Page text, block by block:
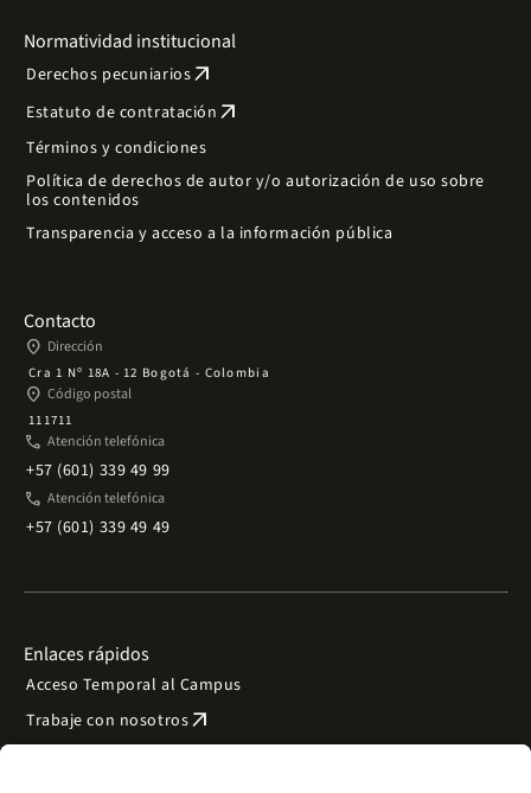
Normatividad institucional
Derechos pecuniariosarrow_outward
Estatuto de contratación arrow_outward
Términos y condiciones
Política de derechos de autor y/o autorización de uso sobre
los contenidos
Transparencia y acceso a la información pública
Contacto
place Dirección
Cra 1 Nº 18A - 12 Bogotá - Colombia
place Código postal
111711
phone Atención telefónica
+57 (601) 339 49 99
phone Atención telefónica
+57 (601) 339 49 49
Enlaces rápidos
Acceso Temporal al Campus
Trabaje con nosotrosarrow_outward